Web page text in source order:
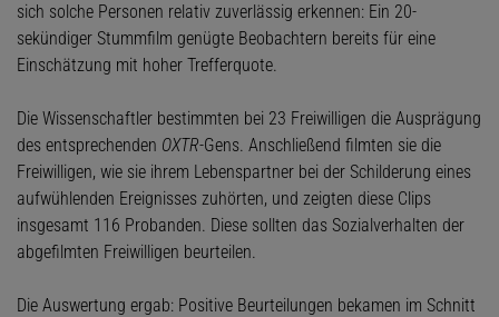
sich solche Personen relativ zuverlässig erkennen: Ein 20-
sekündiger Stummfilm genügte Beobachtern bereits für eine
Einschätzung mit hoher Trefferquote.
Die Wissenschaftler bestimmten bei 23 Freiwilligen die Ausprägung
des entsprechenden OXTR-Gens. Anschließend filmten sie die
Freiwilligen, wie sie ihrem Lebenspartner bei der Schilderung eines
aufwühlenden Ereignisses zuhörten, und zeigten diese Clips
insgesamt 116 Probanden. Diese sollten das Sozialverhalten der
abgefilmten Freiwilligen beurteilen.
Die Auswertung ergab: Positive Beurteilungen bekamen im Schnitt